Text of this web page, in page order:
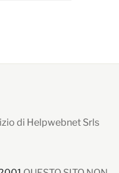
di Helpwebnet Srls